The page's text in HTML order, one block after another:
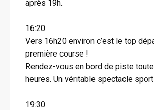
après 19h.
16:20
Vers 16h20 environ c’est le top
première course !
Rendez-vous en bord de piste
heures. Un véritable spectacle
19:30